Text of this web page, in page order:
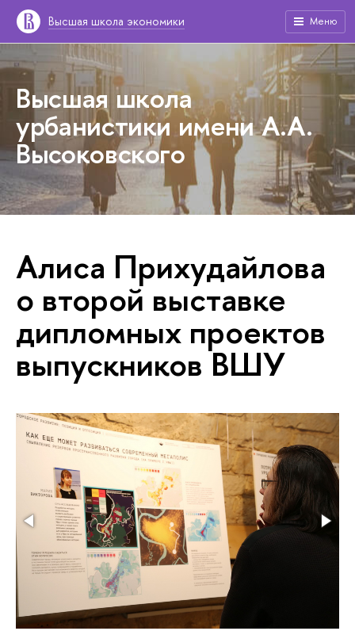
Высшая школа экономики Меню
Высшая школа
урбанистики имени А.А.
Высоковского
Алиса Прихудайлова
о второй выставке
дипломных проектов
выпускников ВШУ